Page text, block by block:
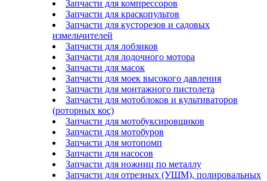
Запчасти для компрессоров
Запчасти для краскопультов
Запчасти для кусторезов и садовых
измельчителей
Запчасти для лобзиков
Запчасти для лодочного мотора
Запчасти для масок
Запчасти для моек высокого давления
Запчасти для монтажного пистолета
Запчасти для мотоблоков и культиваторов
(роторных кос)
Запчасти для мотобуксировщиков
Запчасти для мотобуров
Запчасти для мотопомп
Запчасти для насосов
Запчасти для ножниц по металлу
Запчасти для отрезных (УШМ), полировальных